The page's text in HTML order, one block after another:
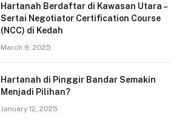
Hartanah Berdaftar di Kawasan Utara –
Sertai Negotiator Certification Course
(NCC) di Kedah
March 9, 2025
Hartanah di Pinggir Bandar Semakin
Menjadi Pilihan?
January 12, 2025